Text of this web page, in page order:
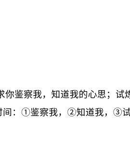
鉴察我，知道我的心思；试
间：①鉴察我，②知道我，③